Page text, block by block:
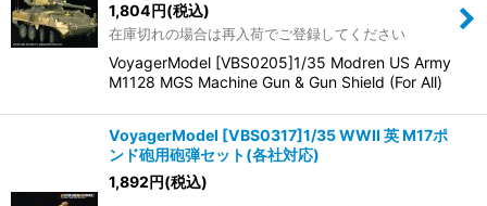
1,804円(税込)
在庫切れの場合は再入荷でご登録してください
VoyagerModel [VBS0205]1/35 Modren US Army
M1128 MGS Machine Gun & Gun Shield (For All)
VoyagerModel [VBS0317]1/35 WWII 英 M17ポ
ンド砲用砲弾セット(各社対応)
1,892円(税込)